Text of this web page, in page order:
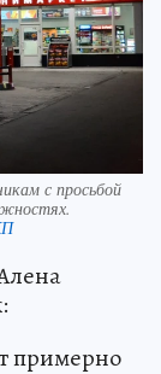
с просьбой
примерно